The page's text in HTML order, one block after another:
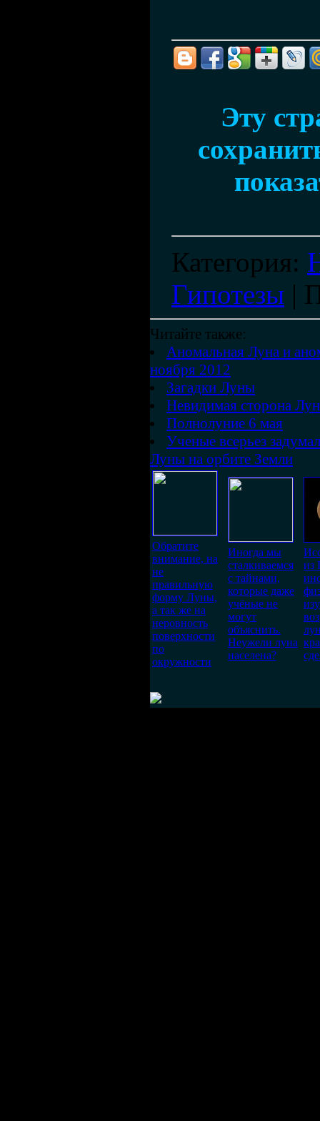
Эту
Категория:
Гипотезы |
Читайте также:
Аномальная Луна и
ноября 2012
Загадки Луны
Невидимая сторона
Полнолуние 6 мая
Ученые всерьез
Луны на орбите Земли
Обратите
внимание, на
не
правильную
форму Луны,
а так же на
неровность
поверхности
по
окружности
Иногда мы
сталкиваемся
с тайнами,
которые даже
учёные не
могут
объяснить.
Неужели луна
населена?
из